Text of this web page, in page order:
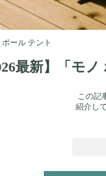
ポール テント
最新】「モ
この記
紹介し